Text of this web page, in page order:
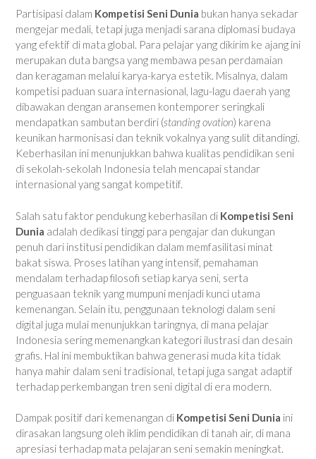
Partisipasi dalam Kompetisi Seni Dunia bukan hanya sekadar
mengejar medali, tetapi juga menjadi sarana diplomasi budaya
yang efektif di mata global. Para pelajar yang dikirim ke ajang ini
merupakan duta bangsa yang membawa pesan perdamaian
dan keragaman melalui karya-karya estetik. Misalnya, dalam
kompetisi paduan suara internasional, lagu-lagu daerah yang
dibawakan dengan aransemen kontemporer seringkali
mendapatkan sambutan berdiri (standing ovation) karena
keunikan harmonisasi dan teknik vokalnya yang sulit ditandingi.
Keberhasilan ini menunjukkan bahwa kualitas pendidikan seni
di sekolah-sekolah Indonesia telah mencapai standar
internasional yang sangat kompetitif.
Salah satu faktor pendukung keberhasilan di Kompetisi Seni
Dunia adalah dedikasi tinggi para pengajar dan dukungan
penuh dari institusi pendidikan dalam memfasilitasi minat
bakat siswa. Proses latihan yang intensif, pemahaman
mendalam terhadap filosofi setiap karya seni, serta
penguasaan teknik yang mumpuni menjadi kunci utama
kemenangan. Selain itu, penggunaan teknologi dalam seni
digital juga mulai menunjukkan taringnya, di mana pelajar
Indonesia sering memenangkan kategori ilustrasi dan desain
grafis. Hal ini membuktikan bahwa generasi muda kita tidak
hanya mahir dalam seni tradisional, tetapi juga sangat adaptif
terhadap perkembangan tren seni digital di era modern.
Dampak positif dari kemenangan di Kompetisi Seni Dunia ini
dirasakan langsung oleh iklim pendidikan di tanah air, di mana
apresiasi terhadap mata pelajaran seni semakin meningkat.